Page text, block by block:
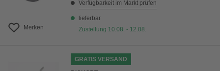
Merken
Verfügbarkeit im Markt prüfen
lieferbar
Zustellung 10.08. - 12.08.
GRATIS VERSAND